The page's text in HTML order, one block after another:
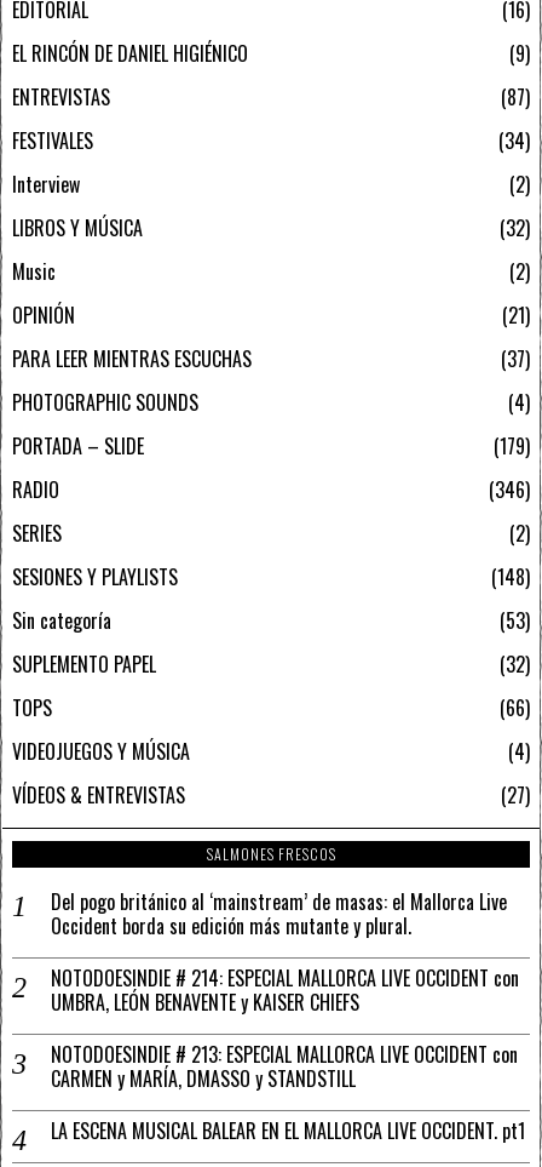
EDITORIAL
16
EL RINCÓN DE DANIEL HIGIÉNICO
9
ENTREVISTAS
87
FESTIVALES
34
Interview
2
LIBROS Y MÚSICA
32
Music
2
OPINIÓN
21
PARA LEER MIENTRAS ESCUCHAS
37
PHOTOGRAPHIC SOUNDS
4
PORTADA – SLIDE
179
RADIO
346
SERIES
2
SESIONES Y PLAYLISTS
148
Sin categoría
53
SUPLEMENTO PAPEL
32
TOPS
66
VIDEOJUEGOS Y MÚSICA
4
VÍDEOS & ENTREVISTAS
27
SALMONES FRESCOS
Del pogo británico al ‘mainstream’ de masas: el Mallorca Live
Occident borda su edición más mutante y plural.
NOTODOESINDIE # 214: ESPECIAL MALLORCA LIVE OCCIDENT con
UMBRA, LEÓN BENAVENTE y KAISER CHIEFS
NOTODOESINDIE # 213: ESPECIAL MALLORCA LIVE OCCIDENT con
CARMEN y MARÍA, DMASSO y STANDSTILL
LA ESCENA MUSICAL BALEAR EN EL MALLORCA LIVE OCCIDENT. pt1